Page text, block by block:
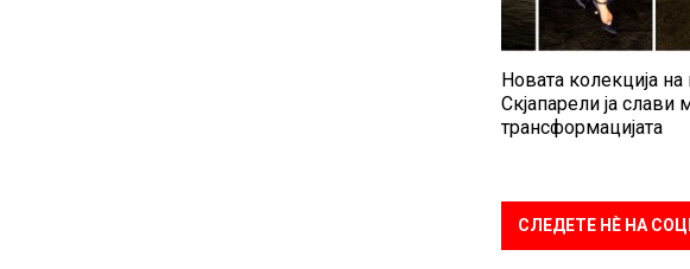
Новата колекција
Скјапарели ја слави
трансформацијата
СЛЕДЕТЕ НÈ НА